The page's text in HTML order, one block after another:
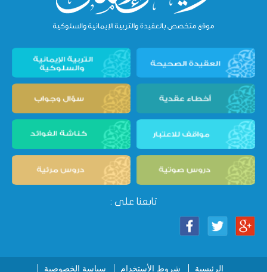
تابعنا على :
الرئيسية شروط الأستخدام سياسة الخصوصية